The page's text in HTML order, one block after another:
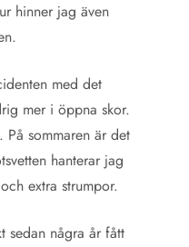
hinner jag även
med det
mer i öppna skor.
sommaren är det
hanterar jag
extra strumpor.
sedan några år fått